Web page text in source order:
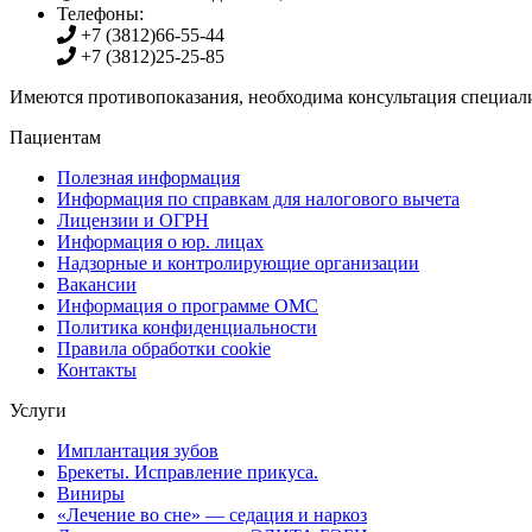
Телефоны:
+7 (3812)66-55-44
+7 (3812)25-25-85
Имеются противопоказания, необходима консультация
Пациентам
Полезная информация
Информация по справкам для налогового вычета
Лицензии и ОГРН
Информация о юр. лицах
Надзорные и контролирующие организации
Вакансии
Информация о программе ОМС
Политика конфиденциальности
Правила обработки cookie
Контакты
Услуги
Имплантация зубов
Брекеты. Исправление прикуса.
Виниры
«Лечение во сне» — седация и наркоз